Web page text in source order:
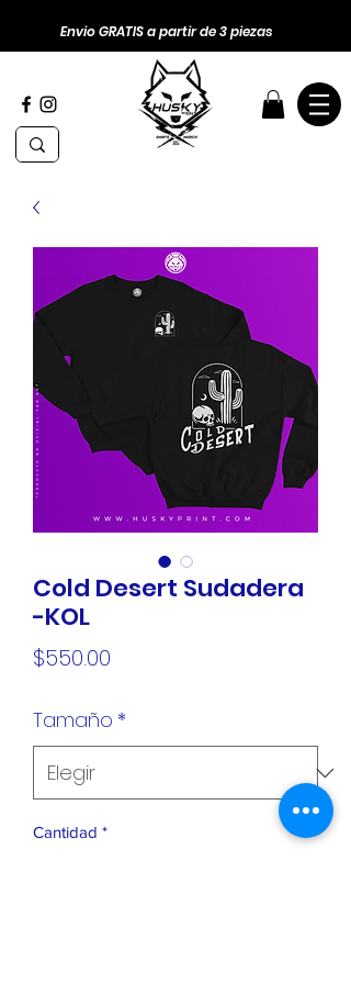
Envio GRATIS a partir de 3 piezas
Cold Desert Sudadera
-KOL
$550.00
Tamaño *
Cantidad *